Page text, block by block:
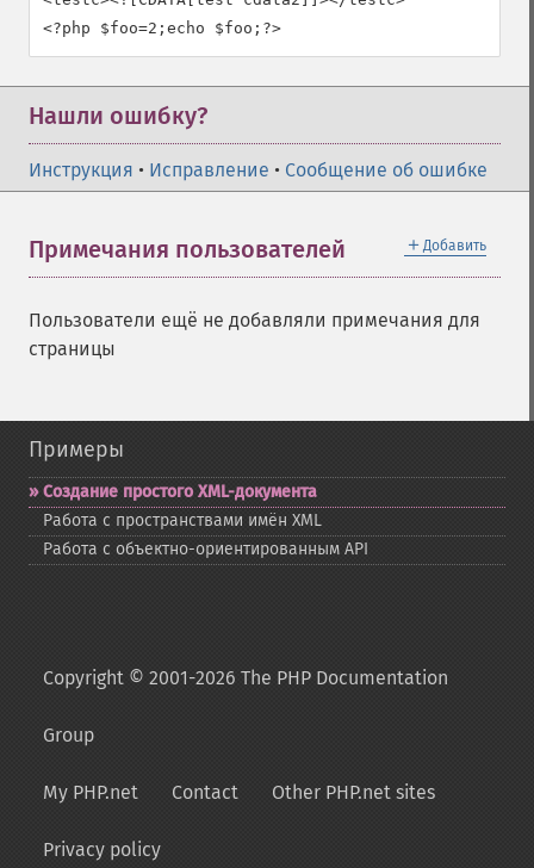
Нашли ошибку?
Инструкция • Исправление • Сообщение об ошибке
＋ Добавить
Примечания пользователей
Пользователи ещё не добавляли примечания для
страницы
Примеры
Создание простого XML-​документа
Работа с пространствами имён XML
Работа с объектно-​ориентированным API
Copyright © 2001-2026 The PHP Documentation
Group
My PHP.net Contact Other PHP.net sites
Privacy policy